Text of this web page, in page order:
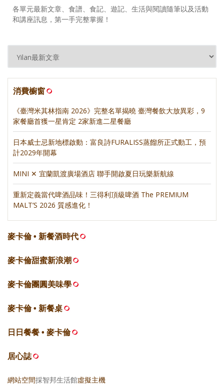
各單元最新文章、食譜、食記、遊記、生活與閱讀隨筆以及活動
和講座訊息，第一手完整掌握！
消費櫥窗
《臺灣米其林指南 2026》完整名單揭曉 臺灣餐飲大放異彩，9
家餐廳首獲一星肯定 2家新進二星餐廳
日本威士忌新地標啟動：富良詩FURALISS蒸餾所正式動工，預
計2029年開幕
MINI ✕ 宜蘭凱渡廣場酒店 聯手開啟夏日玩樂新航線
重新定義當代啤酒品味！三得利頂級啤酒 The PREMIUM
MALT’S 2026 質感進化！
麥卡倫 • 新餐酒時代
麥卡倫甜蜜新浪潮
麥卡倫團圓美味學
麥卡倫 • 新餐桌
日日餐餐 • 麥卡倫
居心誌
網站空間採智邦生活館虛擬主機